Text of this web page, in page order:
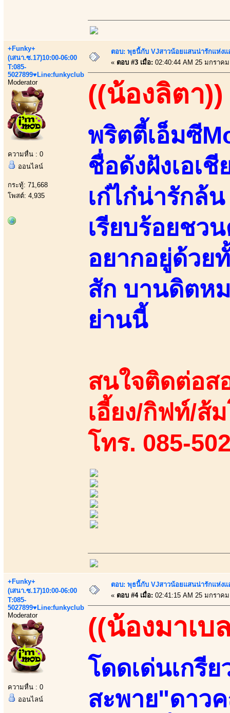
+Funky+
(เสนา.ซ.17)10:00-06:00
T:085-
5027899♥Line:funkyclub
Moderator
ความหื่น : 0
ออนไลน์
กระทู้: 71,668
โพสต์: 4,935
ตอบ: พุธนี้กับ VJสาวน้อยแสนน่ารักแห่งแ
« ตอบ #3 เมื่อ: 02:40:44 AM 25 มกราค
((น้องลิตา))
พริตตี้เอ็มซี
ชื่อดังฝังเอเ
เก๋ไก๋น่ารักล้
เรียบร้อยชว
อยากอยู่ด้วย
สัก บานดิตห
ย่านนี้
สนใจติดต่อส
เอี้ยง/กิฟท์/ส้
โทร. 085-
+Funky+
(เสนา.ซ.17)10:00-06:00
T:085-
5027899♥Line:funkyclub
Moderator
ความหื่น : 0
ออนไลน์
ตอบ: พุธนี้กับ VJสาวน้อยแสนน่ารักแห่งแ
« ตอบ #4 เมื่อ: 02:41:15 AM 25 มกราค
((น้องมาเบ
โดดเด่นเกรี
สะพาย"ดาว